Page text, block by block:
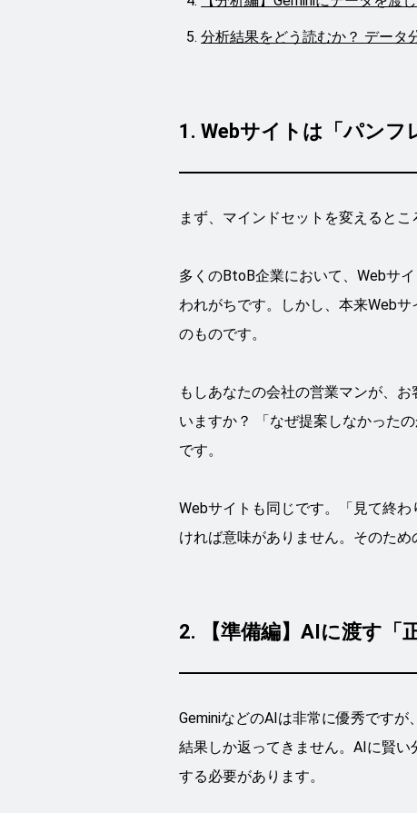
分析結果をどう読むか？ データ
1. Webサイトは「パンフ
まず、マインドセットを変えるとこ
多くのBtoB企業において、Webサ
われがちです。しかし、本来Web
のものです。
もしあなたの会社の営業マンが、
いますか？ 「なぜ提案しなかった
です。
Webサイトも同じです。「見て終
ければ意味がありません。そのた
2. 【準備編】AIに渡す「
GeminiなどのAIは非常に優秀です
結果しか返ってきません。AIに賢
する必要があります。